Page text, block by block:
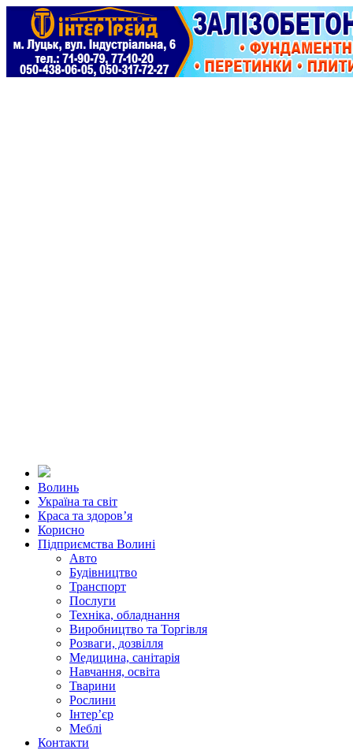
Волинь
Україна та світ
Краса та здоров’я
Корисно
Підприємства Волині
Авто
Будівництво
Транспорт
Послуги
Техніка, обладнання
Виробництво та Торгівля
Розваги, дозвілля
Медицина, санітарія
Навчання, освіта
Тварини
Рослини
Інтер’єр
Меблі
Контакти